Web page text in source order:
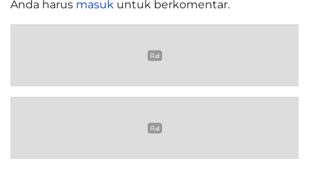
Anda harus masuk untuk berkomentar.